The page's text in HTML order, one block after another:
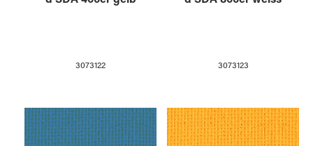
3073122 3073123